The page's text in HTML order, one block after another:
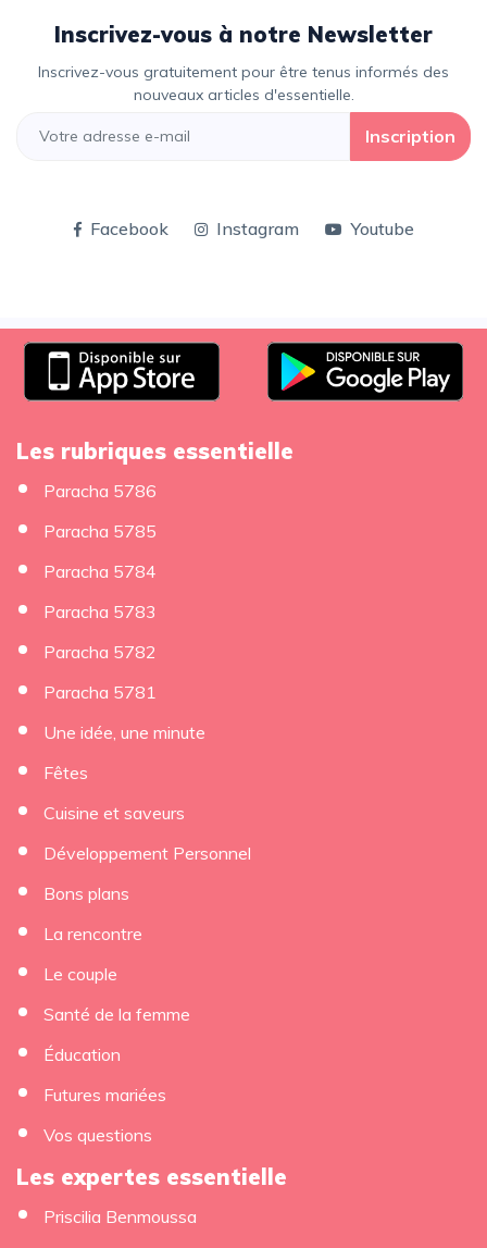
Inscrivez-vous à notre Newsletter
Inscrivez-vous gratuitement pour être tenus informés des
nouveaux articles d'essentielle.
Inscription
Facebook Instagram Youtube
Les rubriques essentielle
Paracha 5786
Paracha 5785
Paracha 5784
Paracha 5783
Paracha 5782
Paracha 5781
Une idée, une minute
Fêtes
Cuisine et saveurs
Développement Personnel
Bons plans
La rencontre
Le couple
Santé de la femme
Éducation
Futures mariées
Vos questions
Les expertes essentielle
Priscilia Benmoussa